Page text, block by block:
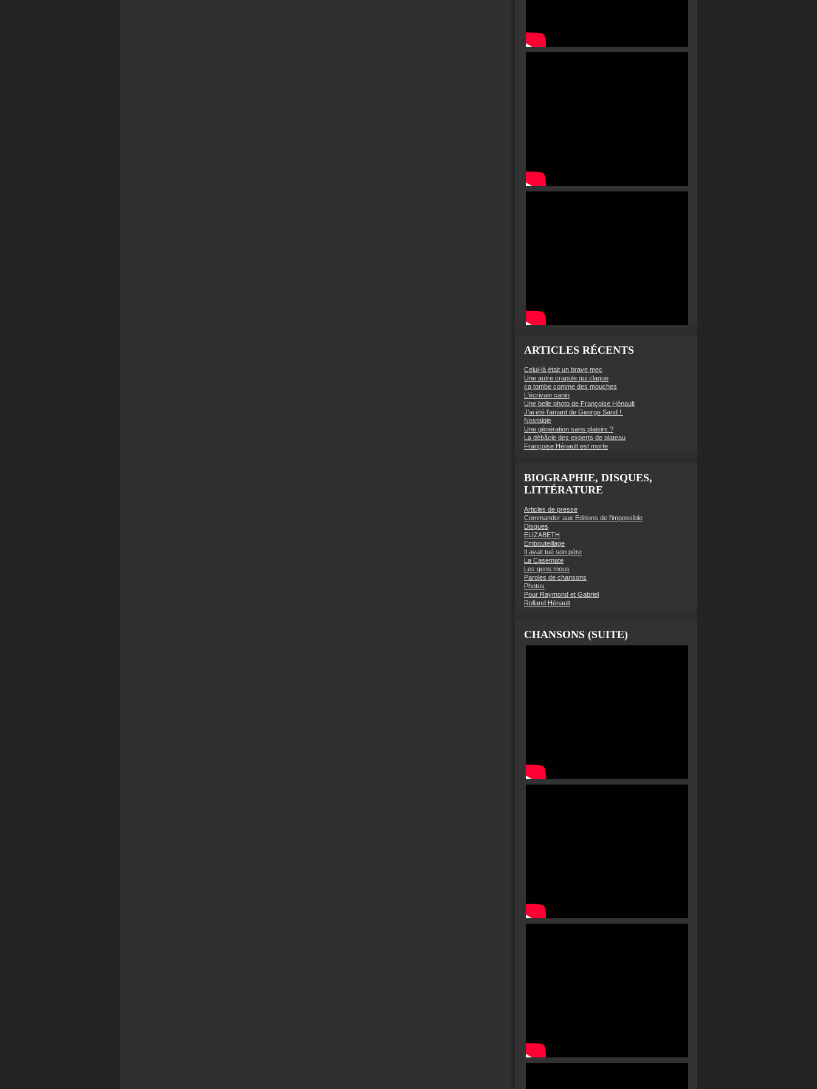
ARTICLES RÉCENTS
Celui-là était un brave mec
Une autre crapule qui claque
ça tombe comme des mouches
L'écrivain canin
Une belle photo de Françoise Hénault
J’ai été l’amant de George Sand !
Nostalgie
Une génération sans plaisirs ?
La débâcle des experts de plateau
Françoise Hénault est morte
BIOGRAPHIE, DISQUES,
LITTÉRATURE
Articles de presse
Commander aux Editions de l'impossible
Disques
ELIZABETH
Embouteillage
Il avait tué son père
La Casemate
Les gens mous
Paroles de chansons
Photos
Pour Raymond et Gabriel
Rolland Hénault
CHANSONS (SUITE)